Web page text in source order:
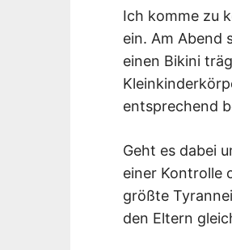
Ich komme zu
ein. Am Abend
einen Bikini
entsprechend
Geht es dabei
einer Kontrolle
größte
den Eltern